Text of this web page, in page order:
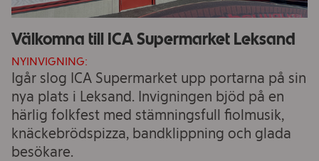
Välkomna till ICA Supermarket Leksand
NYINVIGNING:
Igår slog ICA Supermarket upp portarna på sin
nya plats i Leksand. Invigningen bjöd på en
härlig folkfest med stämningsfull fiolmusik,
knäckebrödspizza, bandklippning och glada
besökare.